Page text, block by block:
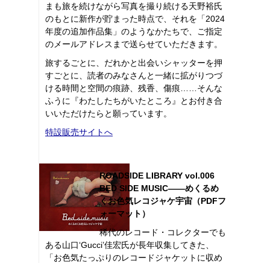
まも旅を続けながら写真を撮り続ける天野裕氏
のもとに新作が貯まった時点で、それを「2024
年度の追加作品集」のようなかたちで、ご指定
のメールアドレスまで送らせていただきます。
旅するごとに、だれかと出会いシャッターを押
すごとに、読者のみなさんと一緒に拡がりつづ
ける時間と空間の痕跡、残香、傷痕……そんな
ふうに『わたしたちがいたところ』とお付き合
いいただけたらと願っています。
特設販売サイトへ
ROADSIDE LIBRARY vol.006
BED SIDE MUSIC――めくるめ
くお色気レコジャケ宇宙（PDFフ
ォーマット）
稀代のレコード・コレクターでも
ある山口‘Gucci’佳宏氏が長年収集してきた、
「お色気たっぷりのレコードジャケットに収め